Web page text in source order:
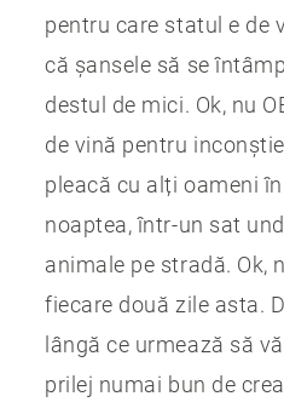
pentru care statul e de
că șansele să se
destul de mici. Ok, nu
de vină pentru
pleacă cu alți oameni
noaptea, într-un sat
animale pe stradă. Ok,
fiecare două zile asta.
lângă ce urmează să
prilej numai bun de